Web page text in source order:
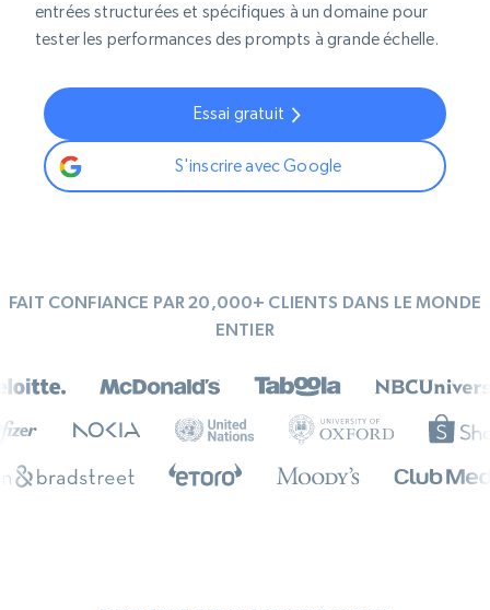
entrées structurées et spécifiques à un domaine pour
tester les performances des prompts à grande échelle.
Essai gratuit
S'inscrire avec Google
FAIT CONFIANCE PAR 20,000+ CLIENTS DANS LE MONDE
ENTIER